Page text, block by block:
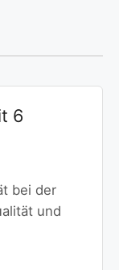
6
bei der
und